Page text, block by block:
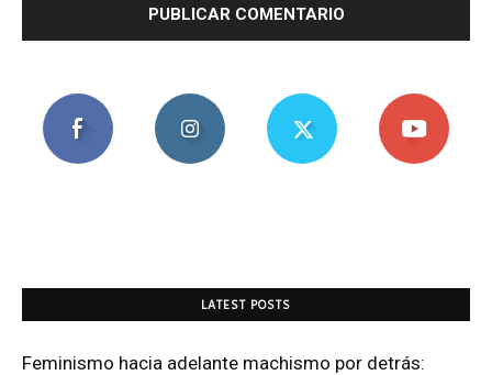
LATEST POSTS
Feminismo hacia adelante machismo por detrás: